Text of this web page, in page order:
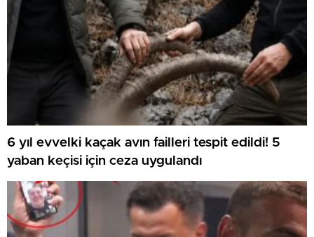
6 yıl evvelki kaçak avın failleri tespit edildi! 5
yaban keçisi için ceza uygulandı